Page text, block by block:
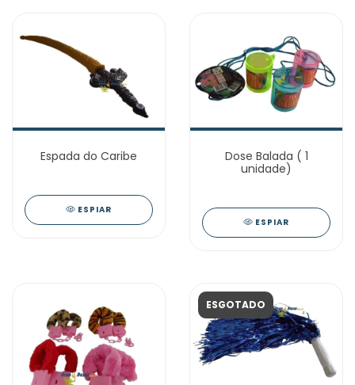
Espada do Caribe
ESPIAR
Dose Balada ( 1
unidade)
ESPIAR
ESGOTADO